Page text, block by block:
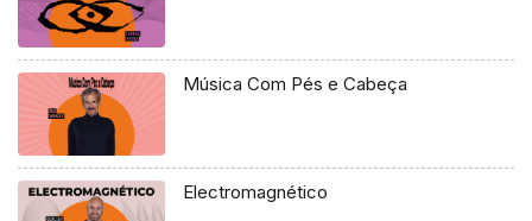
Música Com Pés e Cabeça
Electromagnético